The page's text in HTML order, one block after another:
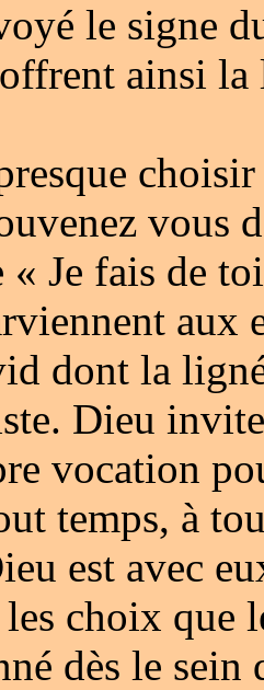
le signe
ainsi la
vous
« Je fais de
aux
dont la
Dieu
vocation
temps, à
est avec
choix que
dès le